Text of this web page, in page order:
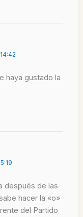
haya gustado la
después de las
hacer la «o»
del Partido